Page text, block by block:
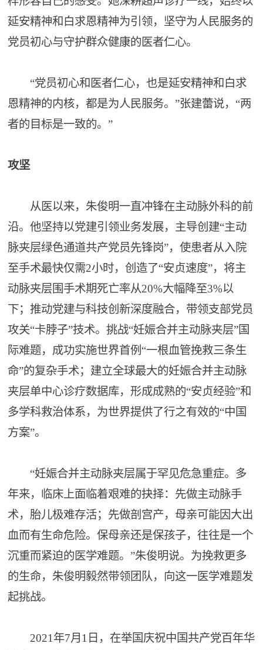
延安精神和白求恩精神为引领，坚守为人民服务的
党员初心与守护群众健康的医者仁心。
“党员初心和医者仁心，也是延安精神和白求
恩精神的内核，都是为人民服务。”张建蕾说，“两
者的目标是一致的。”
攻坚
从医以来，朱俊明一直冲锋在主动脉外科的前
沿。他坚持以党建引领业务发展，主导创建“主动
脉夹层绿色通道共产党员先锋岗”，使患者从入院
至手术最快仅需2小时，创造了“安贞速度”，将主
动脉夹层围手术期死亡率从20%大幅降至3%以
下；推动党建与科技创新深度融合，带领支部党员
攻关“卡脖子”技术。挑战“妊娠合并主动脉夹层”国
际难题，成功实施世界首例“一根血管挽救三条生
命”的复杂手术；建立全球最大的妊娠合并主动脉
夹层单中心诊疗数据库，形成成熟的“安贞经验”和
多学科救治体系，为世界提供了行之有效的“中国
方案”。
“妊娠合并主动脉夹层属于罕见危急重症。多
年来，临床上面临着艰难的抉择：先做主动脉手
术，胎儿极难存活；先做剖宫产，母亲可能因大出
血而有生命危险。保母亲还是保孩子，往往是一个
沉重而紧迫的医学难题。”朱俊明说。为挽救更多
的生命，朱俊明毅然带领团队，向这一医学难题发
起挑战。
2021年7月1日，在举国庆祝中国共产党百年华